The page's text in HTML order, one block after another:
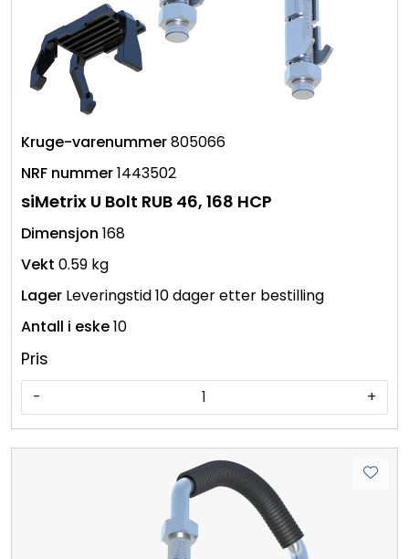
805066
1443502
siMetrix U Bolt RUB 46, 168 HCP
168
0.59 kg
Leveringstid 10 dager etter bestilling
10
Pris
- +